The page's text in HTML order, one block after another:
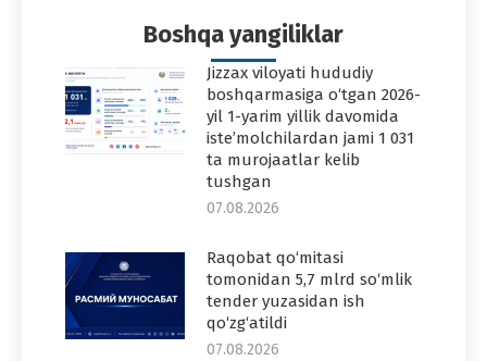
Boshqa yangiliklar
Jizzax viloyati hududiy
boshqarmasiga o‘tgan 2026-
yil 1-yarim yillik davomida
iste’molchilardan jami 1 031
ta murojaatlar kelib
tushgan
07.08.2026
Raqobat qo‘mitasi
tomonidan 5,7 mlrd so‘mlik
tender yuzasidan ish
qo‘zg‘atildi
07.08.2026